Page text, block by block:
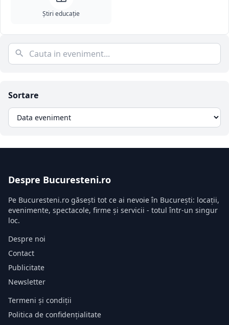
Sortare
Știri educație
Despre Bucuresteni.ro
Pe Bucuresteni.ro găsești tot ce ai nevoie în București: locații,
evenimente, spectacole, firme și servicii - totul într-un singur
loc.
Despre noi
Contact
Publicitate
Newsletter
Termeni și condiții
Politica de confidențialitate